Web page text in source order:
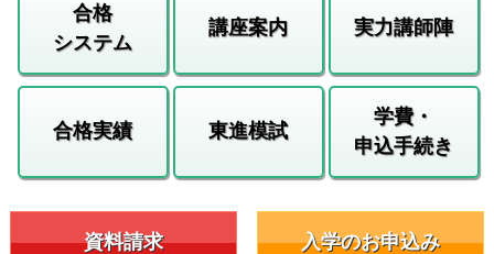
合格
システム
講座案内 実力講師陣
合格実績 東進模試
学費・
申込手続き
資料請求 入学のお申込み